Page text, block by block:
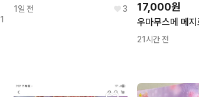
1
1일 전 3 17,000원
21시간 전